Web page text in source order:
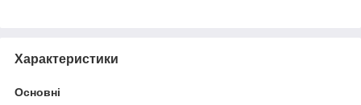
Характеристики
Основні